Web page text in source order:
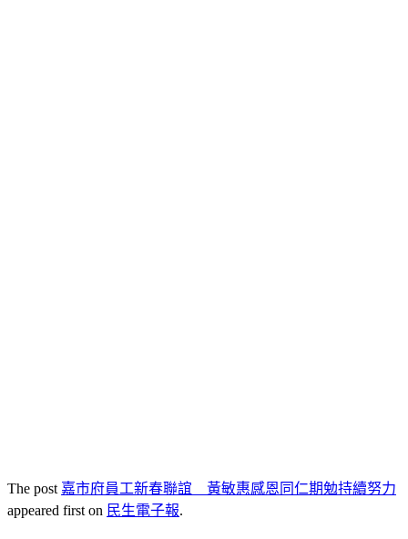
The post 嘉市府員工新春聯誼 黃敏惠感恩同仁期勉持續努力
appeared first on 民生電子報.